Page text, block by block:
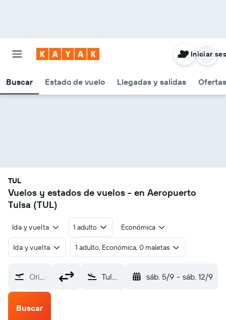
Buscar Estado de vuelo Llegadas y salidas Ofertas
Iniciar
TUL
Vuelos y estados de vuelos - en Aeropuerto
Tulsa (TUL)
Ida y vuelta 1 adulto Económica
Ida y vuelta 1 adulto, Económica, 0 maletas
Origen Tulsa (TUL) sáb. 5/9 - sáb. 12/9
Buscar